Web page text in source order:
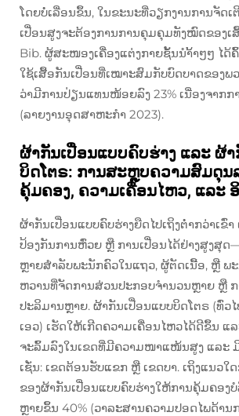
ໂດຍບໍ່ເລື່ອນຂຶ້ນ, ໃນຂະນະທີ່ວຽກງານການຈັດ
ເປື່ອນສູງຈະຕ້ອງການການຄຸມຄຸມທັງໝົດຂອງເ
Bib. ຜູ້ສະໜອງເຄື່ອງແຕ່ງກາຍຊັ້ນນຳ້້າໆໆ ໄດ້
ໃຊ້ເສື້ອກັນເປື່ອນທີ່ເໝາະສົມກັບບົດບາດຂອງພວ
ວ່າມີການປ່ຽນແທນໜ້ອຍລົງ 23% ເນື່ອງຈາກ
(ລາຍງານອຸດສາຫະກຳ 2023).
ຜ້າກັນເປື່ອນແບບຄົບຮ່າງ ແລະ ຜ້
ບິດໂຕຣ: ການສະຫຼຸບຄວາມສົມດຸນ
ຄຸ້ມຄອງ, ຄວາມເຄື່ອນໄຫວ, ແລະ
ຜ້າກັນເປື່ອນແບບຄົບຮ່າງຍືດໄປເຖິງຕ່ຳກວ່າເຂົ່
ປ້ອງກັນການຫົ່ວຍ ຫຼື ການເປື່ອນໄດ້ຢ່າງສູງສຸດ
ຫຼາຍສຳລັບພະນັກຄົວໃນແຖວ, ຜູ້ຕັດເນື້ອ, ຫຼື ພ
ຫວານທີ່ຈັດການສ່ວນປະກອບຈຳນວນຫຼາຍ ຫຼື ກ
ປະລິມານຫຼາຍ. ຜ້າກັນເປື່ອນແບບບິດໂຕຣ (ທົ່ວ
ເອວ) ເຮັດໃຫ້ເກີດຄວາມເຄື່ອນໄຫວໄດ້ດີຂຶ້ນ ແ
ຈະລົ້ມລົງໃນເຂດທີ່ມີຄວາມໜາແໜ້ນສູງ ແລະ
ເຊັ່ນ: ເຂດຕ້ອນຮັບແຂກ ຫຼື ເຂດບາ. ເຖິງແນວໃ
ຂອງຜ້າກັນເປື່ອນແບບຄົບຮ່າງໃຫ້ການຄຸ້ມຄອງ
ຫຼາຍຂຶ້ນ 40% (ວາລະສານຄວາມປອດໄພດ້ານ